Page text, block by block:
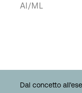
AI/ML
Dal concetto